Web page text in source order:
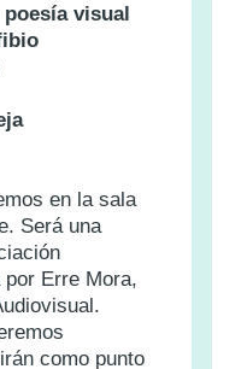
visual
en la sala
Será una
Erre Mora,
como punto